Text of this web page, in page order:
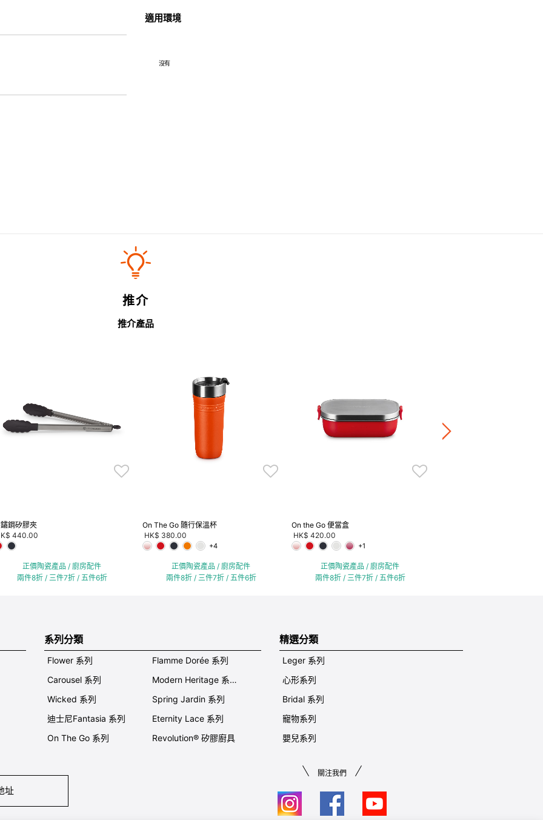
適用環境
沒有
推介
推介產品
鋼矽膠夾
440.00
正價陶瓷產品 / 廚房配件
兩件8折 / 三件7折 / 五件6折
On The Go 隨行保溫杯
HK$ 380.00
+4
正價陶瓷產品 / 廚房配件
兩件8折 / 三件7折 / 五件6折
On the Go 便當盒
HK$ 420.00
+1
正價陶瓷產品 / 廚房配件
兩件8折 / 三件7折 / 五件6折
系列分類
Flower 系列
Carousel 系列
Wicked 系列
迪士尼Fantasia 系列
On The Go 系列
Flamme Dorée 系列
Modern Heritage 系列
Spring Jardin 系列
Eternity Lace 系列
Revolution® 矽膠廚具
精選分類
Leger 系列
心形系列
Bridal 系列
寵物系列
嬰兒系列
址
關注我們